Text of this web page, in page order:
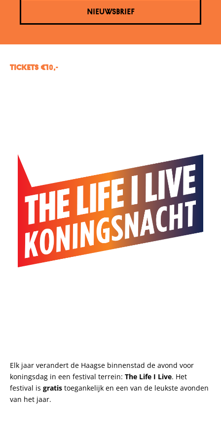
NIEUWSBRIEF
TICKETS €1 0,-
Elk jaar verandert de Haagse binnenstad de avond voor
koningsdag in een festival terrein: The Life I Live. Het
festival is gratis toegankelijk en een van de leukste avonden
van het jaar.